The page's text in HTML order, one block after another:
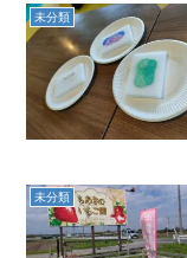
未分類
未分類